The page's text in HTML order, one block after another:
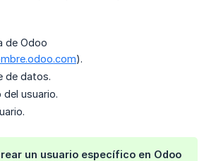
de Odoo
).
de datos.
usuario.
un usuario específico en Odoo